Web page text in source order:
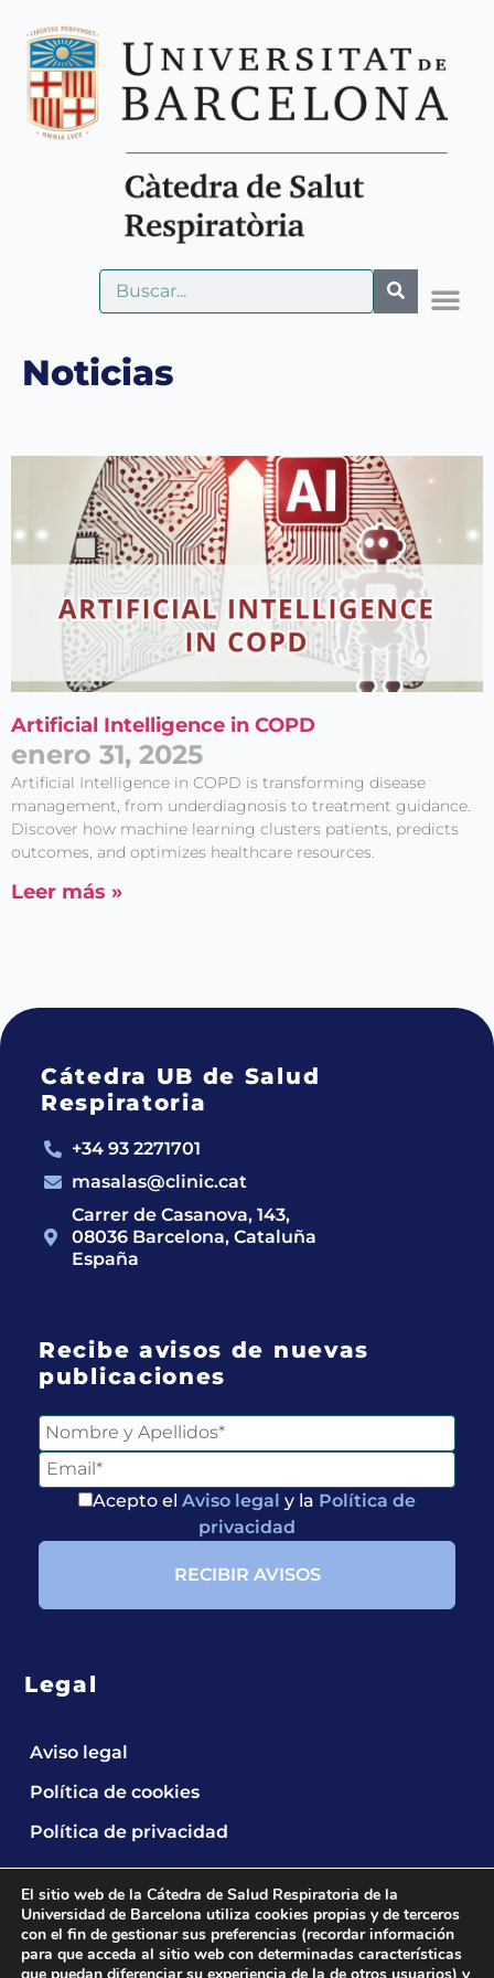
Noticias
Artificial Intelligence in COPD
enero 31, 2025
Artificial Intelligence in COPD is transforming disease
management, from underdiagnosis to treatment guidance.
Discover how machine learning clusters patients, predicts
outcomes, and optimizes healthcare resources.
Leer más »
Cátedra UB de Salud
Respiratoria
+34 93 2271701
masalas@clinic.cat
Carrer de Casanova, 143,
08036 Barcelona, Cataluña
España
Recibe avisos de nuevas
publicaciones
Acepto el Aviso legal y la Política de
privacidad
Legal
Aviso legal
Política de cookies
Política de privacidad
El sitio web de la Cátedra de Salud Respiratoria de la
Universidad de Barcelona utiliza cookies propias y de terceros
con el fin de gestionar sus preferencias (recordar información
para que acceda al sitio web con determinadas características